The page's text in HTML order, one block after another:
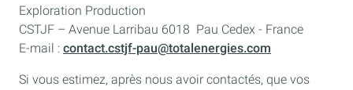
Exploration Production
CSTJF – Avenue Larribau 6018 Pau Cedex - France
E-mail : contact.cstjf-pau@totalenergies.com
Si vous estimez, après nous avoir contactés, que vos